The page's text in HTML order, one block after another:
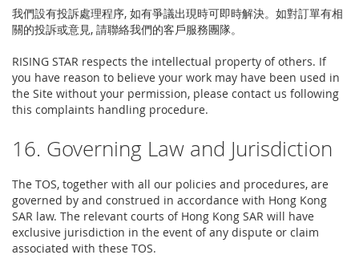
我們設有投訴處理程序, 如有爭議出現時可即時解決。如對訂單有相
關的投訴或意見, 請聯絡我們的客戶服務團隊。
RISING STAR respects the intellectual property of others. If
you have reason to believe your work may have been used in
the Site without your permission, please contact us following
this complaints handling procedure.
16. Governing Law and Jurisdiction
The TOS, together with all our policies and procedures, are
governed by and construed in accordance with Hong Kong
SAR law. The relevant courts of Hong Kong SAR will have
exclusive jurisdiction in the event of any dispute or claim
associated with these TOS.